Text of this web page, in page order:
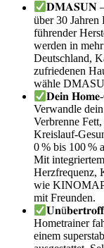
𝐃𝐌𝐀𝐒𝐔𝐍 –
über 30
führender
werden in
Deutschland,
zufriedenen
wähle
𝐃𝐞𝐢𝐧 𝐇𝐨𝐦𝐞-
Verwandle
Verbrenne
Kreislauf-
0 % bis 100 %
Mit
Herzfrequenz,
wie KINOMAP
mit Freunden.
Hometrainer
einem